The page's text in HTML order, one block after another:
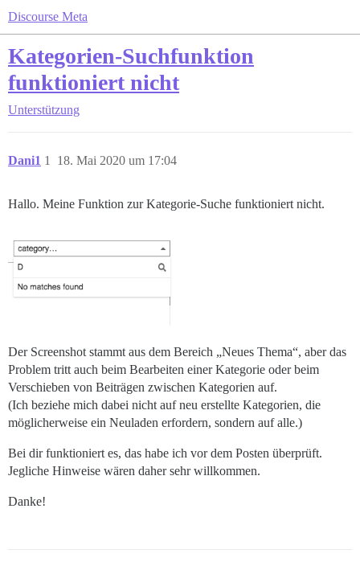
Discourse Meta
Kategorien-Suchfunktion
funktioniert nicht
Unterstützung
Dani1 18. Mai 2020 um 17:04
1
Hallo. Meine Funktion zur Kategorie-Suche funktioniert nicht.
Der Screenshot stammt aus dem Bereich „Neues Thema“, aber das
Problem tritt auch beim Bearbeiten einer Kategorie oder beim
Verschieben von Beiträgen zwischen Kategorien auf.
(Ich beziehe mich dabei nicht auf neu erstellte Kategorien, die
möglicherweise ein Neuladen erfordern, sondern auf alle.)
Bei dir funktioniert es, das habe ich vor dem Posten überprüft.
Jegliche Hinweise wären daher sehr willkommen.
Danke!